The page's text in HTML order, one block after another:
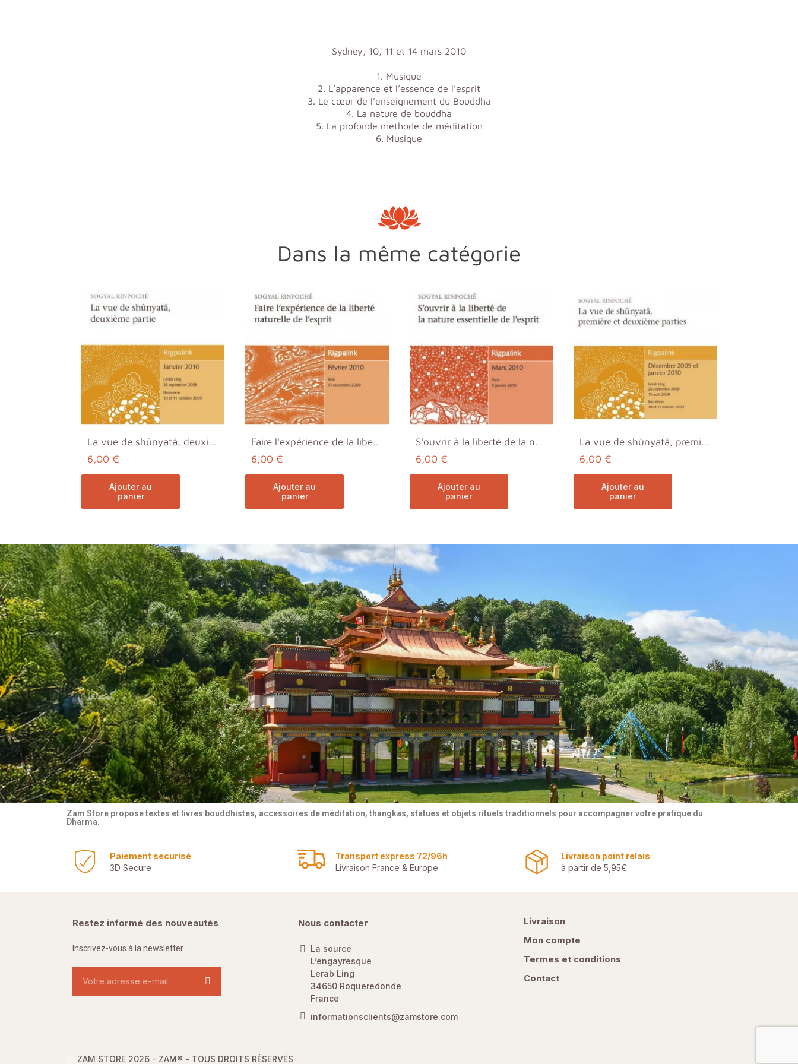
Sydney, 10, 11 et 14 mars 2010
1. Musique
2. L’apparence et l’essence de l’esprit
3. Le cœur de l’enseignement du Bouddha
4. La nature de bouddha
5. La profonde méthode de méditation
6. Musique
Dans la même catégorie
La vue de shûnyatâ, deuxième partie MP3
6,00 €
ajouter au
panier
Faire l'expérience de la liberté naturelle de l'es...
6,00 €
ajouter au
panier
S'ouvrir à la liberté de la nature essentielle de ...
6,00 €
ajouter au
panier
La vue de shûnyatâ, première et deuxième partie MP3
6,00 €
ajouter au
panier
Zam Store propose textes et livres bouddhistes, accessoires de méditation, thangkas, statues et objets rituels traditionnels pour accompagner votre pratique du
Dharma.
Paiement securisé
3D Secure
Transport express 72/96h
Livraison France & Europe
Livraison point relais
à partir de 5,95€
Restez informé des nouveautés
Inscrivez-vous à la newsletter
Nous contacter
La source
L’engayresque
Lerab Ling
34650 Roqueredonde
France
informationsclients@zamstore.com
Livraison
Mon compte
Termes et conditions
Contact
ZAM STORE 2026 - ZAM® - TOUS DROITS RÉSERVÉS